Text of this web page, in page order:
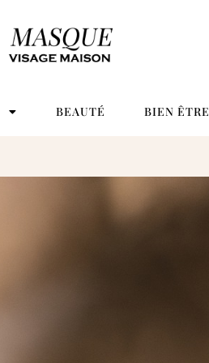
BEAUTÉ BIEN ÊTRE